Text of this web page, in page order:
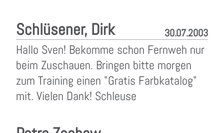
Schlüsener, Dirk 30.07.2003
Hallo Sven! Bekomme schon Fernweh nur
beim Zuschauen. Bringen bitte morgen
zum Training einen "Gratis Farbkatalog"
mit. Vielen Dank! Schleuse